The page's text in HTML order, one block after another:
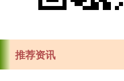
推荐资讯